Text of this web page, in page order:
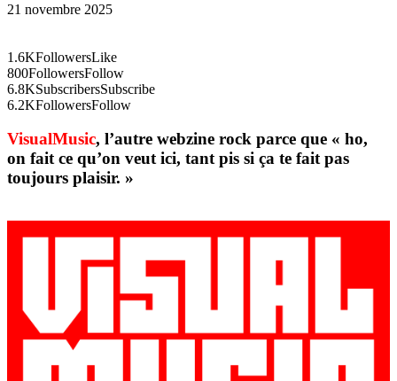
21 novembre 2025
1.6KFollowersLike
800FollowersFollow
6.8KSubscribersSubscribe
6.2KFollowersFollow
VisualMusic, l’autre webzine rock parce que « ho,
on fait ce qu’on veut ici, tant pis si ça te fait pas
toujours plaisir. »